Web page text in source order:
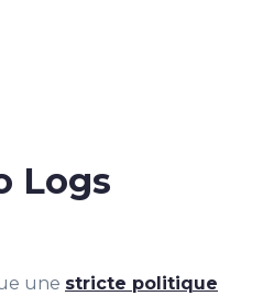
une stricte politique
Logs